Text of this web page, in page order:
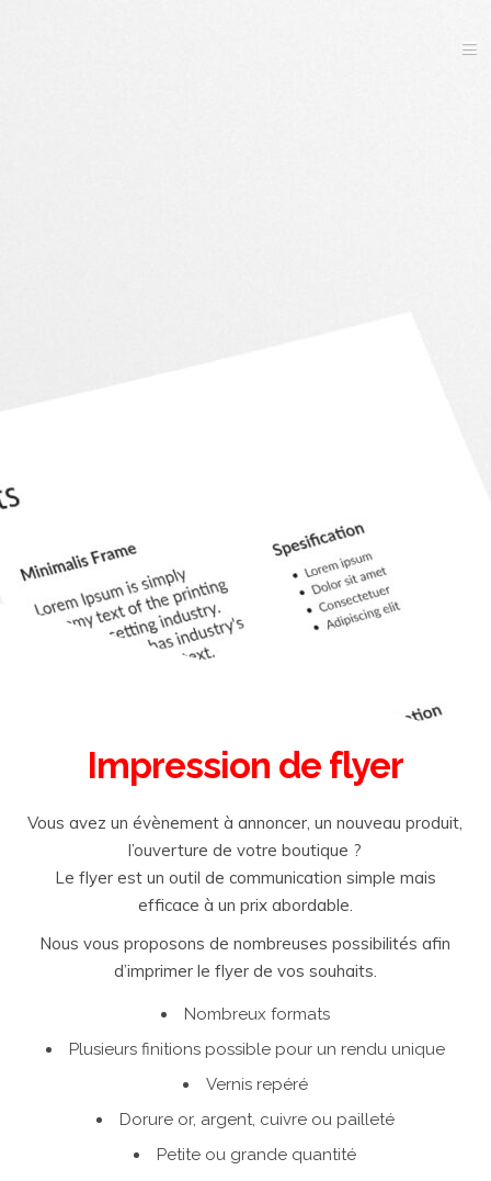
Impression de flyer
Vous avez un évènement à annoncer, un nouveau produit,
l’ouverture de votre boutique ?
Le flyer est un outil de communication simple mais
efficace à un prix abordable.
Nous vous proposons de nombreuses possibilités afin
d’imprimer le flyer de vos souhaits.
Nombreux formats
Plusieurs finitions possible pour un rendu unique
Vernis repéré
Dorure or, argent, cuivre ou pailleté
Petite ou grande quantité